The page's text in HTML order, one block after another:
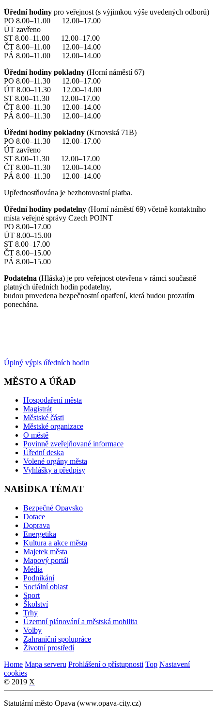
Úřední hodiny pro veřejnost (s výjimkou výše uvedených odborů)
PO 8.00–11.00 12.00–17.00
ÚT zavřeno
ST 8.00–11.00 12.00–17.00
ČT 8.00–11.00 12.00–14.00
PÁ 8.00–11.00 12.00–14.00
Úřední hodiny pokladny (Horní náměstí 67)
PO 8.00–11.30 12.00–17.00
ÚT 8.00–11.30 12.00–14.00
ST 8.00–11.30 12.00–17.00
ČT 8.00–11.30 12.00–14.00
PÁ 8.00–11.30 12.00–14.00
Úřední hodiny pokladny (Krnovská 71B)
PO 8.00–11.30 12.00–17.00
ÚT zavřeno
ST 8.00–11.30 12.00–17.00
ČT 8.00–11.30 12.00–14.00
PÁ 8.00–11.30 12.00–14.00
Upřednostňována je bezhotovostní platba.
Úřední hodiny podatelny (Horní náměstí 69) včetně kontaktního
místa veřejné správy Czech POINT
PO 8.00–17.00
ÚT 8.00–15.00
ST 8.00–17.00
ČT 8.00–15.00
PÁ 8.00–15.00
Podatelna (Hláska) je pro veřejnost otevřena v rámci současně
platných úředních hodin podatelny,
budou provedena bezpečnostní opatření, která budou prozatím
ponechána.
Úplný výpis úředních hodin
MĚSTO A ÚŘAD
Hospodaření města
Magistrát
Městské části
Městské organizace
O městě
Povinně zveřejňované informace
Úřední deska
Volené orgány města
Vyhlášky a předpisy
NABÍDKA TÉMAT
Bezpečné Opavsko
Dotace
Doprava
Energetika
Kultura a akce města
Majetek města
Mapový portál
Média
Podnikání
Sociální oblast
Sport
Školství
Trhy
Územní plánování a městská mobilita
Volby
Zahraniční spolupráce
Životní prostředí
Home Mapa serveru Prohlášení o přístupnosti Top Nastavení
cookies
© 2019 X
Statutární město Opava (www.opava-city.cz)